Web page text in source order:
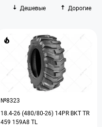
Дешевые Дорогие
№8323
18.4-26 (480/80-26) 14PR BKT TR
459 159A8 TL